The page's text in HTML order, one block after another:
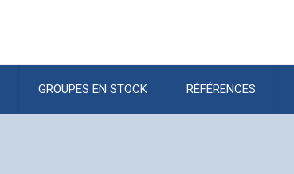
GROUPES EN STOCK RÉFÉRENCES